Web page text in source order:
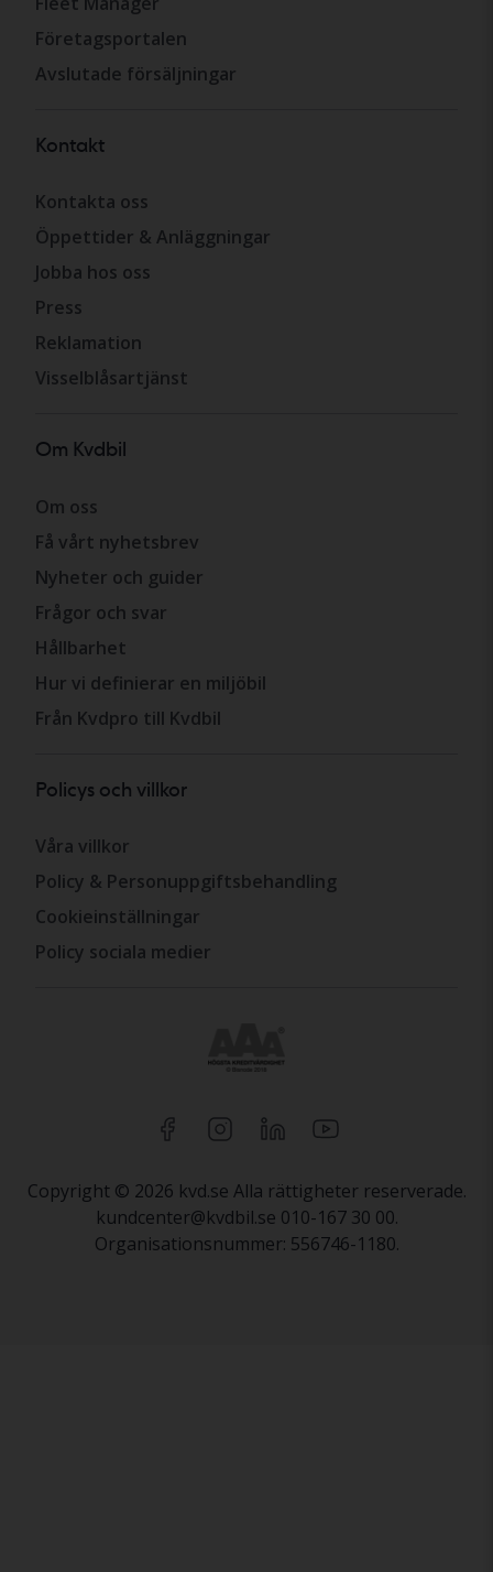
Företagsportalen
Avslutade försäljningar
Kontakt
Kontakta oss
Öppettider & Anläggningar
Jobba hos oss
Press
Reklamation
Visselblåsartjänst
Om Kvdbil
Om oss
Få vårt nyhetsbrev
Nyheter och guider
Frågor och svar
Hållbarhet
Hur vi definierar en miljöbil
Från Kvdpro till Kvdbil
Policys och villkor
Våra villkor
Policy & Personuppgiftsbehandling
Cookieinställningar
Policy sociala medier
Copyright © 2026 kvd.se Alla rättigheter reserverade.
kundcenter@kvdbil.se 010-167 30 00.
Organisationsnummer: 556746-1180.